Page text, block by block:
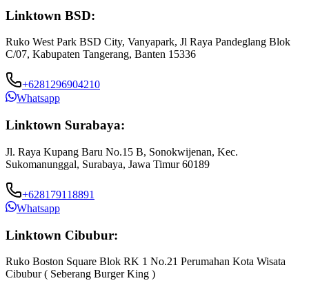
Linktown BSD:
Ruko West Park BSD City, Vanyapark, Jl Raya Pandeglang Blok
C/07, Kabupaten Tangerang, Banten 15336
+6281296904210
Whatsapp
Linktown Surabaya:
Jl. Raya Kupang Baru No.15 B, Sonokwijenan, Kec.
Sukomanunggal, Surabaya, Jawa Timur 60189
+628179118891
Whatsapp
Linktown Cibubur:
Ruko Boston Square Blok RK 1 No.21 Perumahan Kota Wisata
Cibubur ( Seberang Burger King )